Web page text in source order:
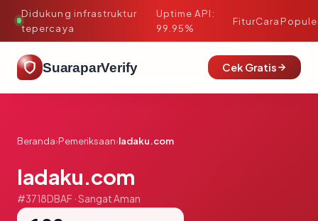
Didukung infrastruktur
tepercaya
·
Uptime API:
99.95%
FiturCara
SuaraparVerify Cek Gratis
Beranda›Pemeriksaan›ladaku.com
ladaku.com
#3718DBAF · Sangat Aman